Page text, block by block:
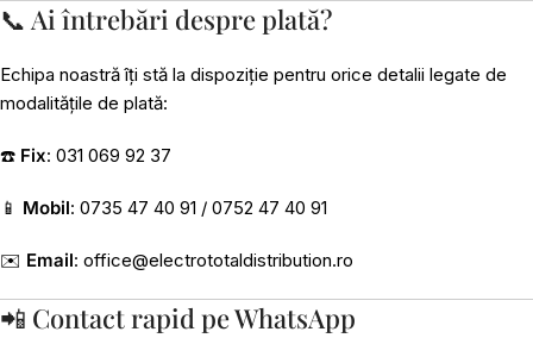
📞 Ai întrebări despre plată?
Echipa noastră îți stă la dispoziție pentru orice detalii legate de
modalitățile de plată:
☎️ Fix: 031 069 92 37
📱 Mobil: 0735 47 40 91 / 0752 47 40 91
✉️ Email: office@electrototaldistribution.ro
📲 Contact rapid pe WhatsApp